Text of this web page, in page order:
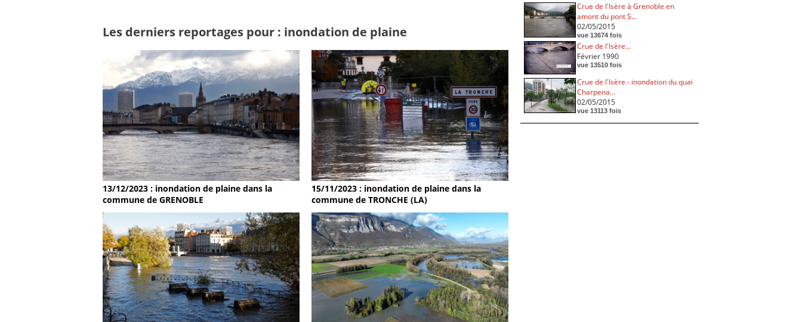
Les derniers reportages pour : inondation de plaine
13/12/2023 : inondation de plaine dans la
commune de GRENOBLE
15/11/2023 : inondation de plaine dans la
commune de TRONCHE (LA)
Crue de l'Isère à Grenoble en
amont du pont S...
02/05/2015
vue 13674 fois
Crue de l'Isère...
Février 1990
vue 13510 fois
Crue de l'Isère - inondation du quai
Charpena...
02/05/2015
vue 13113 fois